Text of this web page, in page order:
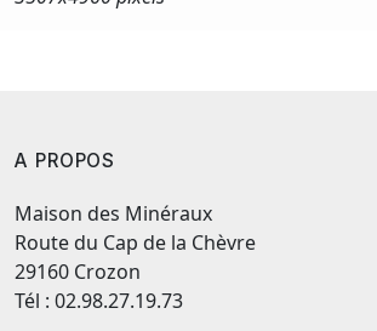
A PROPOS
Maison des Minéraux
Route du Cap de la Chèvre
29160 Crozon
Tél : 02.98.27.19.73